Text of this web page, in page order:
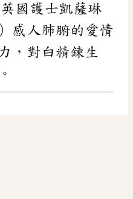
英國護士凱薩琳
感人肺腑的愛情
，對白精鍊生